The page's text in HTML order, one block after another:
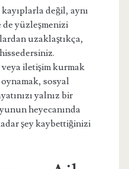
kayıplarla değil, aynı
de yüzleşmenizi
uzaklaştıkça,
iletişim kurmak
sosyal
yalnız bir
heyecanında
şey kaybettiğinizi